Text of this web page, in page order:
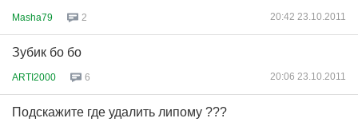
Masha79 2 20:42 23.10.2011
Зубик бо бо
ARTI2000 6 20:06 23.10.2011
Подскажите где удалить липому ???